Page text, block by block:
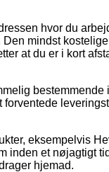
hvor du
mindst kostelige
at du er i kort
bestemmende
forventede
eksempelvis
inden et nøjagtigt
hjemad.